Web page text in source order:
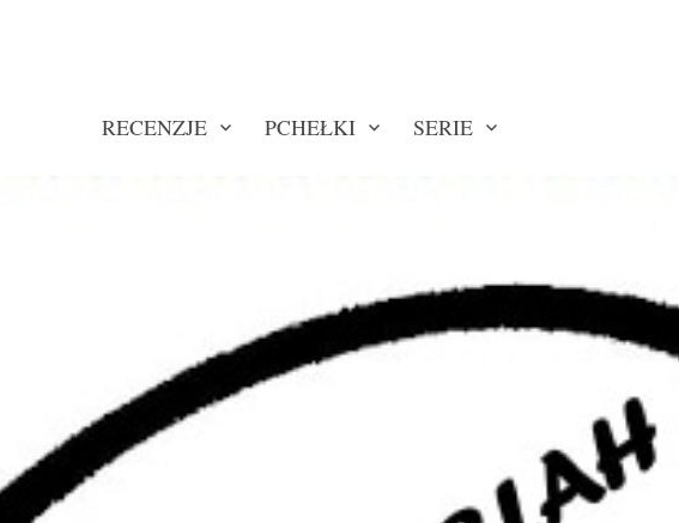
RECENZJE PCHEŁKI SERIE